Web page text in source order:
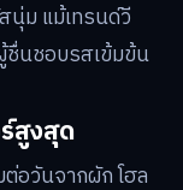
นุ่ม แม้เทรนด์วี
ชื่นชอบรสเข้มข้น
สูงสุด
อวันจากผัก โฮล